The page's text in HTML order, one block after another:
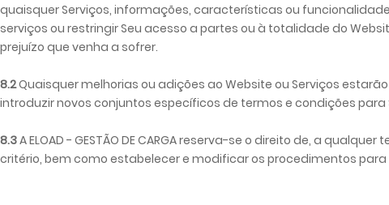
quaisquer Serviços, informações, características ou
serviços ou restringir Seu acesso a partes ou à totalidade do
prejuízo que venha a sofrer.
8.2Quaisquer melhorias ou adições ao Website ou Serviços
introduzir novos conjuntos específicos de termos e condições
8.3A ELOAD - GESTÃO DE CARGA reserva-se o direito de, a
critério, bem como estabelecer e modificar os procedimentos